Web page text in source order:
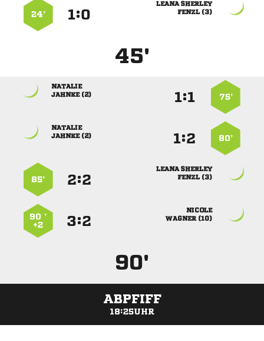
 
 
:
24’
45'
75’
:

 
80’
:

 
 
 
:
85’

 
:
90 ’
+2
90'
ABPFIFF
18:25UHR